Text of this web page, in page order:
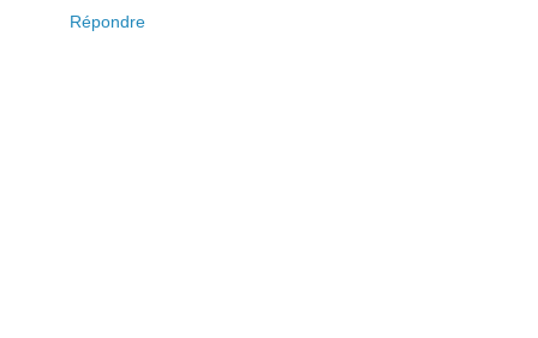
Répondre